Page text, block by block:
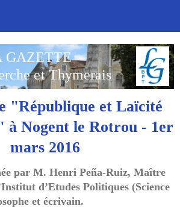
GAZETTE
et Thymerais
"République et Laïcité
Nogent le Rotrou - 1er
mars 2016
par M. Henri Peña-Ruiz, Maître
d’Etudes Politiques (Science
et écrivain.